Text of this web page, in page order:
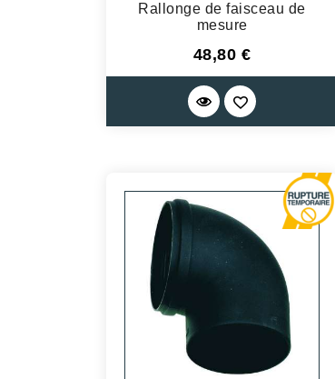
Rallonge de faisceau de
mesure
Prix
48,80 €